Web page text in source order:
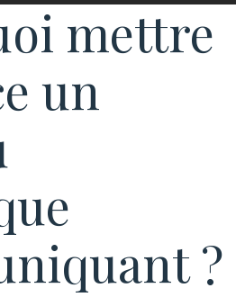
mettre
un
?